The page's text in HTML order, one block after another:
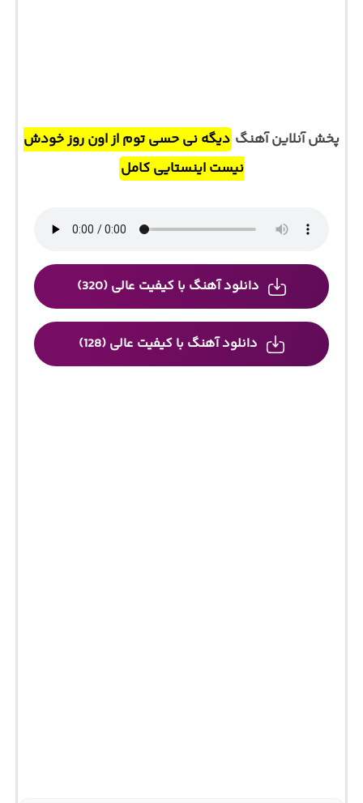
پخش آنلاین آهنگ دیگه نی حسی توم از اون روز خودش
نیست اینستایی کامل
دانلود آهنگ با کیفیت عالی (320)
دانلود آهنگ با کیفیت عالی (128)